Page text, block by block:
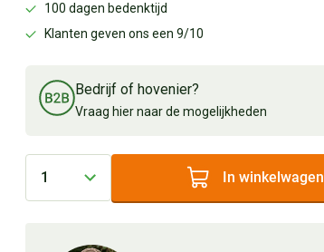
100 dagen bedenktijd
Klanten geven ons een 9/10
Bedrijf of hovenier?
Vraag hier naar de mogelijkheden
In winkelwagen